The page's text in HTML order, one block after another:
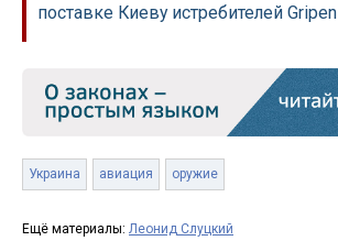
поставке Киеву истребителей Gripen
Украина авиация оружие
Ещё материалы: Леонид Слуцкий